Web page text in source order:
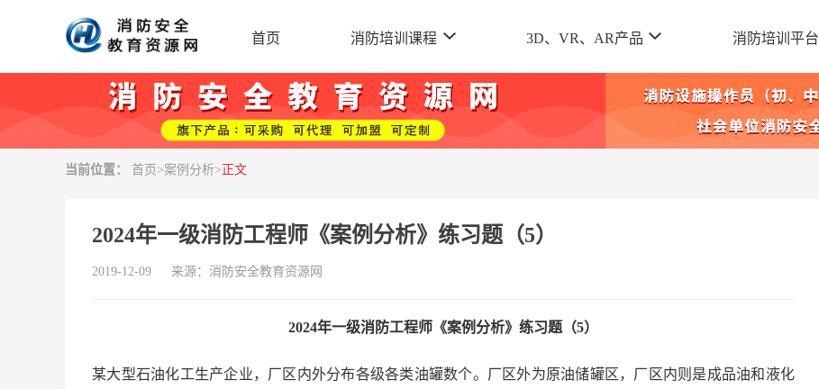
首页 消防培训课程 3D、VR、AR产品 消防培训平台
当前位置： 首页 >案例分析> 正文
2024年一级消防工程师《案例分析》练习题（5）
2019-12-09 来源： 消防安全教育资源网
2024年一级消防工程师《案例分析》练习题（5）
某大型石油化工生产企业，厂区内外分布各级各类油罐数个。厂区外为原油储罐区，厂区内则是成品油和液化